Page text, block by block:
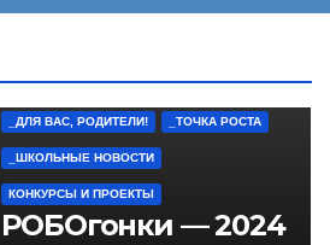
_ДЛЯ ВАС, РОДИТЕЛИ! _ТОЧКА РОСТА
_ШКОЛЬНЫЕ НОВОСТИ
КОНКУРСЫ И ПРОЕКТЫ
РОБОгонки — 2024